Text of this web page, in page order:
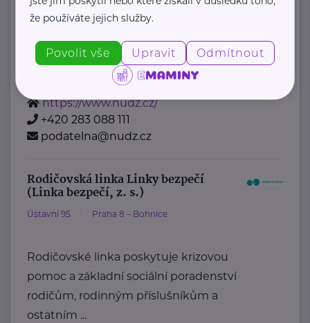
datová schránka: uehpcbb
Telefon
https://www.nudz.cz/
+420 283 088 111
podatelna@nudz.cz
Rodičovská linka Linky bezpečí
(Linka bezpečí, z. s.)
Ústavní 95 Praha 8 – Bohnice
Rodičovské linka poskytuje krizovou
pomoc a základní sociální poradenství
rodičům, rodinným příslušníkům a
ostatním ...
že používáte jejich služby.
Povolit vše Upravit Odmítnout